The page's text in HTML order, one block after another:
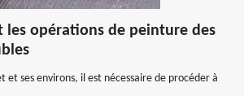
les opérations de peinture des
et ses environs, il est nécessaire de procéder à